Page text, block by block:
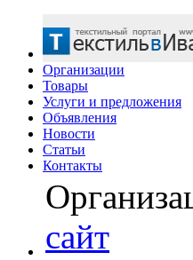
Организации
Товары
Услуги и предложения
Объявления
Новости
Статьи
Контакты
сайт